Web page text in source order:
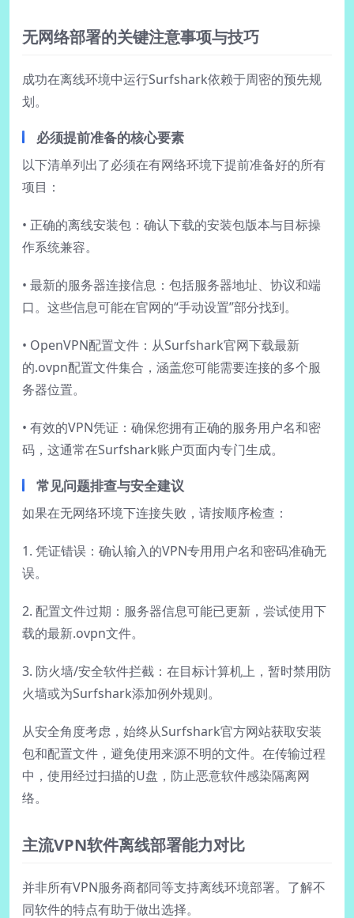
无网络部署的关键注意事项与技巧
成功在离线环境中运行Surfshark依赖于周密的预先规
划。
必须提前准备的核心要素
以下清单列出了必须在有网络环境下提前准备好的所有
项目：
• 正确的离线安装包：确认下载的安装包版本与目标操
作系统兼容。
• 最新的服务器连接信息：包括服务器地址、协议和端
口。这些信息可能在官网的“手动设置”部分找到。
• OpenVPN配置文件：从Surfshark官网下载最新
的.ovpn配置文件集合，涵盖您可能需要连接的多个服
务器位置。
• 有效的VPN凭证：确保您拥有正确的服务用户名和密
码，这通常在Surfshark账户页面内专门生成。
常见问题排查与安全建议
如果在无网络环境下连接失败，请按顺序检查：
1. 凭证错误：确认输入的VPN专用用户名和密码准确无
误。
2. 配置文件过期：服务器信息可能已更新，尝试使用下
载的最新.ovpn文件。
3. 防火墙/安全软件拦截：在目标计算机上，暂时禁用防
火墙或为Surfshark添加例外规则。
从安全角度考虑，始终从Surfshark官方网站获取安装
包和配置文件，避免使用来源不明的文件。在传输过程
中，使用经过扫描的U盘，防止恶意软件感染隔离网
络。
主流VPN软件离线部署能力对比
并非所有VPN服务商都同等支持离线环境部署。了解不
同软件的特点有助于做出选择。